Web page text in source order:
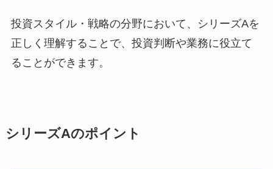
投資スタイル・戦略の分野において、シリーズAを
正しく理解することで、投資判断や業務に役立て
ることができます。
シリーズAのポイント